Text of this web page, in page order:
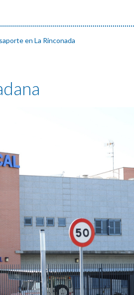
en La Rinconada